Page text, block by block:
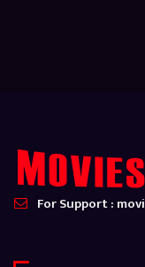
For Support :